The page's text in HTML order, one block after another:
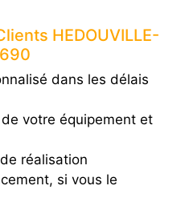
HEDOUVILLE-
dans les délais
votre équipement et
réalisation
si vous le